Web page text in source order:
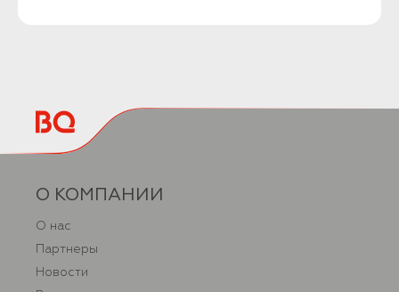
О КОМПАНИИ
О нас
Партнеры
Новости